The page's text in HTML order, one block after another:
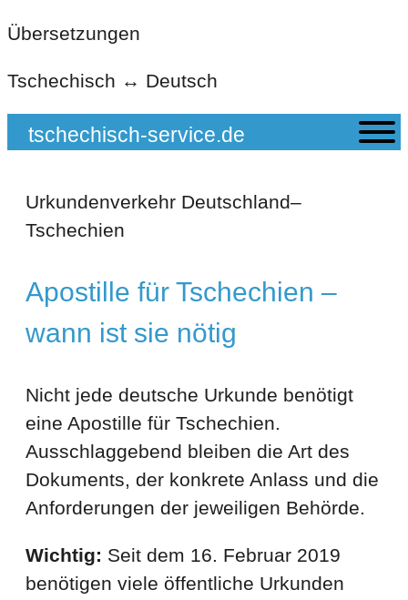
Zum
springen
Übersetzungen
Tschechisch ↔ Deutsch
tschechisch-service.de
Urkundenverkehr Deutschland–
Tschechien
Apostille für Tschechien –
wann ist sie nötig
Nicht jede deutsche Urkunde benötigt
eine Apostille für Tschechien.
Ausschlaggebend bleiben die Art des
Dokuments, der konkrete Anlass und die
Anforderungen der jeweiligen Behörde.
Wichtig: Seit dem 16. Februar 2019
benötigen viele öffentliche Urkunden